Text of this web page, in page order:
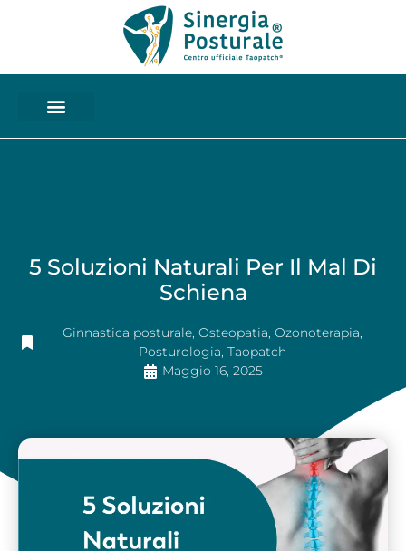
5 Soluzioni Naturali Per Il Mal Di
Schiena
Ginnastica posturale, Osteopatia, Ozonoterapia,
Posturologia, Taopatch
Maggio 16, 2025